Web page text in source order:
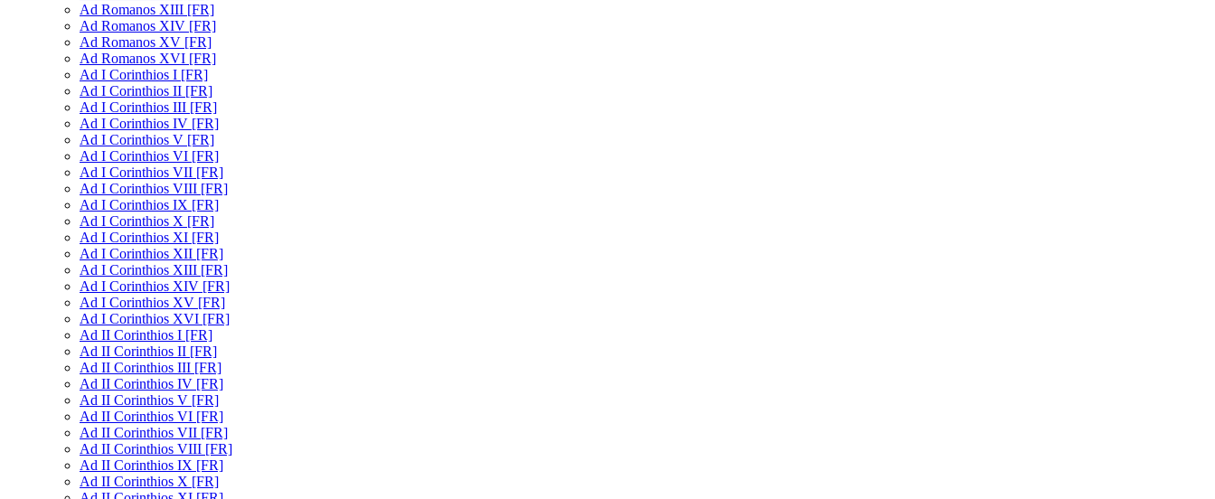
Ad Romanos XIII [FR]
Ad Romanos XIV [FR]
Ad Romanos XV [FR]
Ad Romanos XVI [FR]
Ad I Corinthios I [FR]
Ad I Corinthios II [FR]
Ad I Corinthios III [FR]
Ad I Corinthios IV [FR]
Ad I Corinthios V [FR]
Ad I Corinthios VI [FR]
Ad I Corinthios VII [FR]
Ad I Corinthios VIII [FR]
Ad I Corinthios IX [FR]
Ad I Corinthios X [FR]
Ad I Corinthios XI [FR]
Ad I Corinthios XII [FR]
Ad I Corinthios XIII [FR]
Ad I Corinthios XIV [FR]
Ad I Corinthios XV [FR]
Ad I Corinthios XVI [FR]
Ad II Corinthios I [FR]
Ad II Corinthios II [FR]
Ad II Corinthios III [FR]
Ad II Corinthios IV [FR]
Ad II Corinthios V [FR]
Ad II Corinthios VI [FR]
Ad II Corinthios VII [FR]
Ad II Corinthios VIII [FR]
Ad II Corinthios IX [FR]
Ad II Corinthios X [FR]